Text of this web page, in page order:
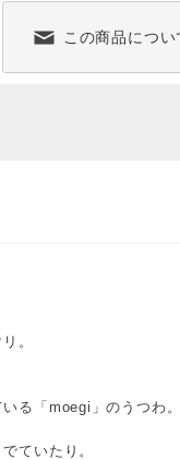
この商品につ
。
る「moegi」のうつわ。
ていたり。